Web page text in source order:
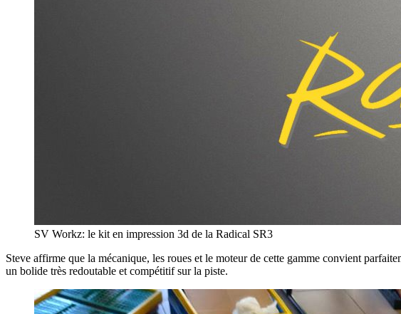
SV Workz: le kit en impression 3d de la Radical SR3
Steve affirme que la mécanique, les roues et le moteur de cette gamme convient
un bolide très redoutable et compétitif sur la piste.